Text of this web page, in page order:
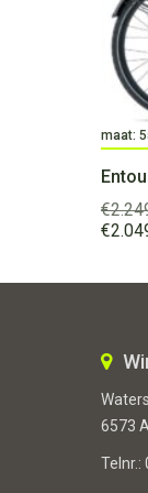
maat:
€
€
6573
Telnr.: